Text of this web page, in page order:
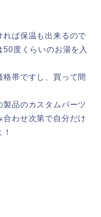
れば保温も出来るので
度くらいのお湯を入
格帯ですし、買って間
品のカスタムパーツ
合わせ次第で自分だけ